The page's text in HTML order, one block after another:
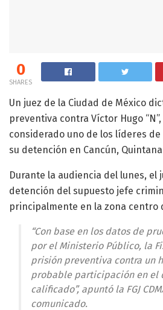
0
SHARES
Un juez de la Ciudad de México
preventiva contra Víctor Hugo “N”,
considerado uno de los líderes de
su detención en Cancún, Quintana
Durante la audiencia del lunes, el
detención del supuesto jefe
principalmente en la zona centro
“Con base en los datos de
por el Ministerio Público, la
prisión preventiva contra un
probable participación en el
calificado”, apuntó la FGJ
comunicado.